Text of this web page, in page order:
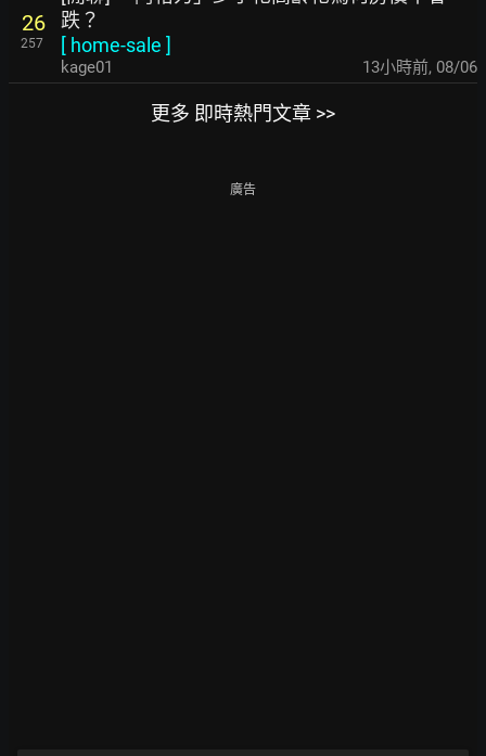
26
257
跌？
[ home-sale ]
kage01 13小時前, 08/06
更多 即時熱門文章 >>
廣告